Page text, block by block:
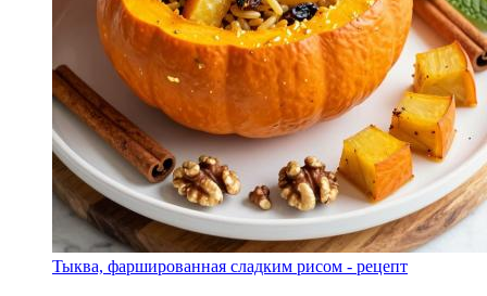
Тыква, фаршированная сладким рисом - рецепт